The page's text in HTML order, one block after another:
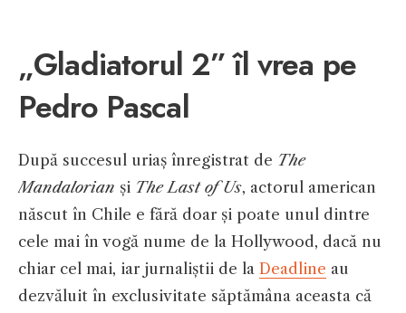
„Gladiatorul 2” îl vrea pe
Pedro Pascal
După succesul uriaș înregistrat de The
Mandalorian și The Last of Us, actorul american
născut în Chile e fără doar și poate unul dintre
cele mai în vogă nume de la Hollywood, dacă nu
chiar cel mai, iar jurnaliștii de la Deadline au
dezvăluit în exclusivitate săptămâna aceasta că